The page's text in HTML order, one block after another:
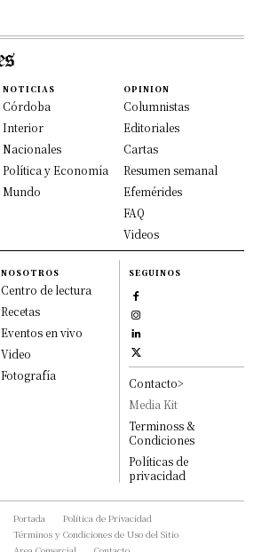
NOTICIAS
Córdoba
Interior
Nacionales
Política y Economía
Mundo
OPINION
Columnistas
Editoriales
Cartas
Resumen semanal
Efemérides
FAQ
Videos
NOSOTROS
Centro de lectura
Recetas
Eventos en vivo
Video
Fotografía
SEGUINOS
Contacto>
Media Kit
Terminoss &
Condiciones
Políticas de
privacidad
Portada
Política de Privacidad
Términos y Condiciones de Uso del Sitio